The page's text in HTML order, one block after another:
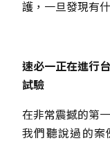
護，一旦發現有
速必一正在進行
試驗
在非常震撼的第
我們聽說過的案